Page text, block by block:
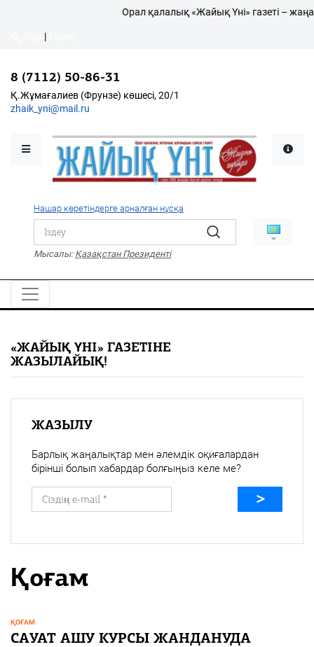
Қалалықтар қаперіне
Қоғам
Дені сау ұлт
Спорт
Жалын
PDF
«Жайық үні» — 33 жыл
Каталог
Орал қалалық «Жайық Үні» газеті –
|
8 (7112) 50-86-31
Қ.Жұмағалиев (Фрунзе) көшесі, 20/1
zhaik_yni@mail.ru
Нашар көретіндерге арналған нұсқа
Мысалы: Қазақстан Президенті
Қоғам
ҚОҒАМ
САУАТ АШУ КУРСЫ ЖАНДАНУДА
«ЖАЙЫҚ ҮНІ» ГАЗЕТІНЕ
ЖАЗЫЛАЙЫҚ!
ЖАЗЫЛУ
Барлық жаңалықтар мен әлемдік оқиғалардан
бірінші болып хабардар болғыңыз келе ме?